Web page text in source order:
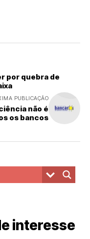
por quebra de
PUBLICAÇÃO
não é
os bancos
interesse